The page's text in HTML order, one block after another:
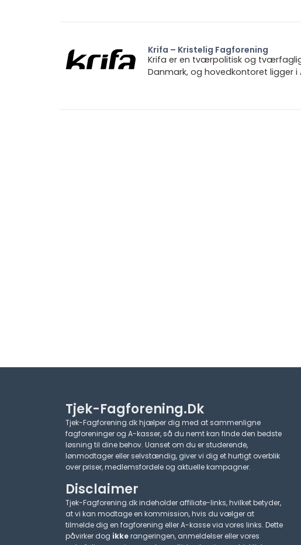
Krifa – Kristelig Fagforening
Krifa er en tværpolitisk og
Danmark, og hovedkontoret ligger i
Tjek-Fagforening.dk
Tjek-Fagforening.dk hjælper dig med at sammenligne
fagforeninger og A-kasser, så du nemt kan finde den bedste
løsning til dine behov. Uanset om du er studerende,
lønmodtager eller selvstændig, giver vi dig et hurtigt overblik
over priser, medlemsfordele og aktuelle kampagner.​
Disclaimer
Tjek-Fagforening.dk indeholder affiliate-links, hvilket betyder,
at vi kan modtage en kommission, hvis du vælger at
tilmelde dig en fagforening eller A-kasse via vores links. Dette
påvirker dog ikkerangeringen, anmeldelser eller vores